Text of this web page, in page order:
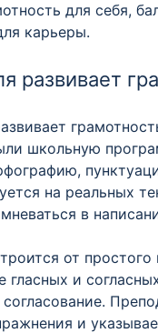
для себя,
карьеры.
развивает
школьную
на реальных
в
от
гласных и
и